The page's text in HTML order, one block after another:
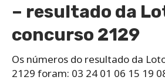
– resultado da
concurso 2129
Os números do resultado da
2129 foram: 03 24 01 06 15 19